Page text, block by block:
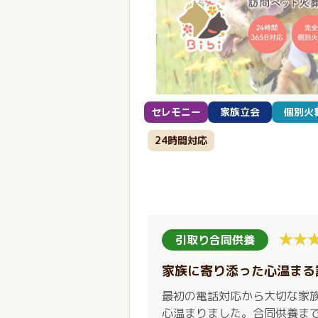
セレモニー 家族立会 個別火
24時間対応
引取り合同供養
家族に寄り添った心温ま
最初の電話対応から大切な家
心温まりました。合同供養ま